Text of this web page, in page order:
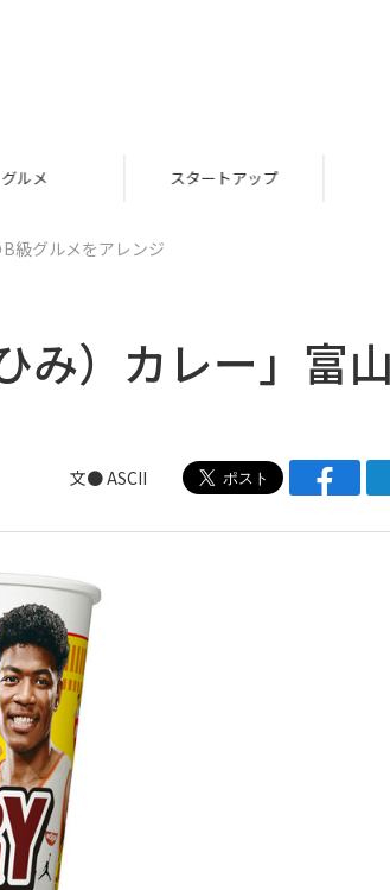
グルメ スタートアップ
級グルメをアレンジ
み）カレー」富
文● ASCII